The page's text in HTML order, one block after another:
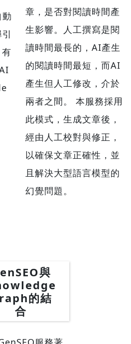
章，是否對閱讀時間產
生影響。人工撰寫是閱
讀時間最長的，AI產生
的閱讀時間最短，而AI
產生但人工修改，介於
兩者之間。 本服務採用
此模式，生成文章後，
經由人工校對與修正，
以確保文章正確性，並
且解決大型語言模型的
幻覺問題。
與
的結
合